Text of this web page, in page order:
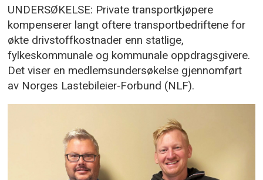
UNDERSØKELSE: Private transportkjøpere
kompenserer langt oftere transportbedriftene for
økte drivstoffkostnader enn statlige,
fylkeskommunale og kommunale oppdragsgivere.
Det viser en medlemsundersøkelse gjennomført
av Norges Lastebileier-Forbund (NLF).